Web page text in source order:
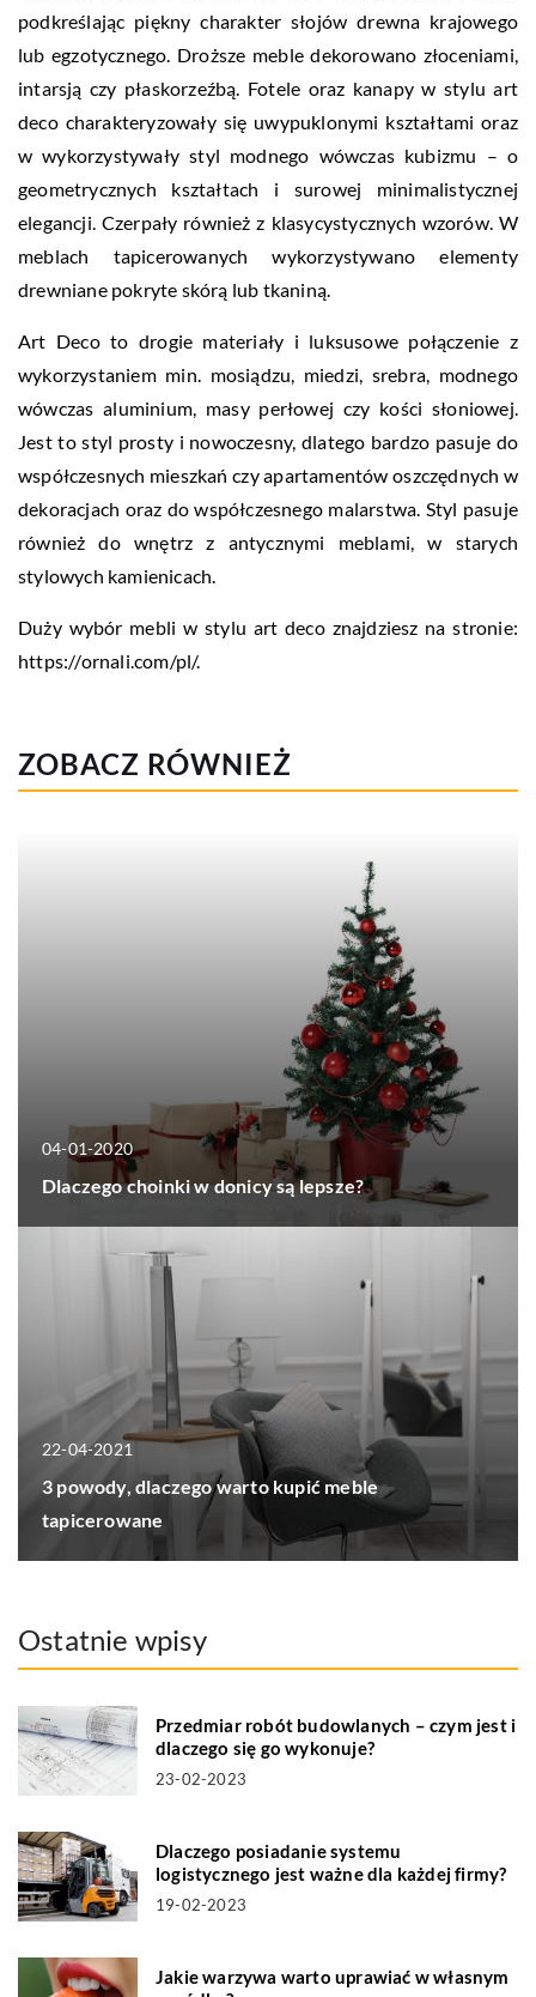
podkreślając piękny charakter słojów drewna krajowego
lub egzotycznego. Droższe meble dekorowano złoceniami,
intarsją czy płaskorzeźbą. Fotele oraz kanapy w stylu art
deco charakteryzowały się uwypuklonymi kształtami oraz
w wykorzystywały styl modnego wówczas kubizmu – o
geometrycznych kształtach i surowej minimalistycznej
elegancji. Czerpały również z klasycystycznych wzorów. W
meblach tapicerowanych wykorzystywano elementy
drewniane pokryte skórą lub tkaniną.
Art Deco to drogie materiały i luksusowe połączenie z
wykorzystaniem min. mosiądzu, miedzi, srebra, modnego
wówczas aluminium, masy perłowej czy kości słoniowej.
Jest to styl prosty i nowoczesny, dlatego bardzo pasuje do
współczesnych mieszkań czy apartamentów oszczędnych w
dekoracjach oraz do współczesnego malarstwa. Styl pasuje
również do wnętrz z antycznymi meblami, w starych
stylowych kamienicach.
Duży wybór mebli w stylu art deco znajdziesz na stronie:
https://ornali.com/pl/.
ZOBACZ RÓWNIEŻ
04-01-2020
Dlaczego choinki w donicy są lepsze?
22-04-2021
3 powody, dlaczego warto kupić meble
tapicerowane
Ostatnie wpisy
Przedmiar robót budowlanych – czym jest i
dlaczego się go wykonuje?
23-02-2023
Dlaczego posiadanie systemu
logistycznego jest ważne dla każdej firmy?
19-02-2023
Jakie warzywa warto uprawiać w własnym